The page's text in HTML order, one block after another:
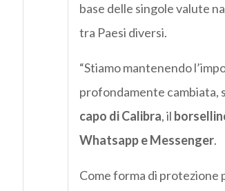
base delle singole valute
tra Paesi diversi.
“Stiamo mantenendo
profondamente cambiata,
capo di Calibra, il
Whatsapp e Messenger.
Come forma di protezione